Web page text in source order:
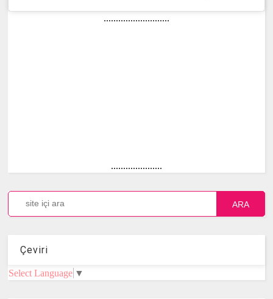
...........................
.....................
ARA
Çeviri
Select Language ▼